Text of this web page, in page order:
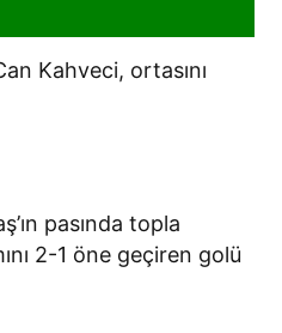
Kahveci, ortasını
pasında topla
2-1 öne geçiren golü